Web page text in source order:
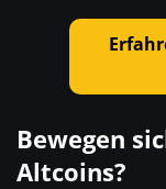
Bewegen
Altcoins?